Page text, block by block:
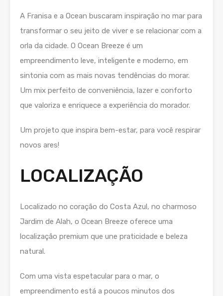
A Franisa e a Ocean buscaram inspiração no mar para
transformar o seu jeito de viver e se relacionar com a
orla da cidade. O Ocean Breeze é um
empreendimento leve, inteligente e moderno, em
sintonia com as mais novas tendências do morar.
Um mix perfeito de conveniência, lazer e conforto
que valoriza e enriquece a experiência do morador.
Um projeto que inspira bem-estar, para você respirar
novos ares!
LOCALIZAÇÃO
Localizado no coração do Costa Azul, no charmoso
Jardim de Alah, o Ocean Breeze oferece uma
localização premium que une praticidade e beleza
natural.
Com uma vista espetacular para o mar, o
empreendimento está a poucos minutos dos